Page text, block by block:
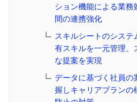
ション機能による業務
間の連携強化
スキルシートのシステ
有スキルを一元管理、
な提案を実現
データに基づく社員の
握しキャリアプランの